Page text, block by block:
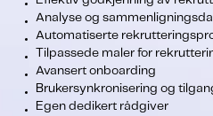
Analyse og
Automatiserte
Tilpassede maler for
Avansert onboarding
Brukersynkronisering og
Egen dedikert rådgiver